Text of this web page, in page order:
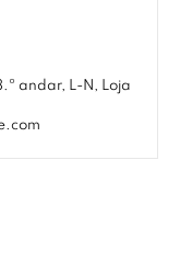
andar, L-N, Loja